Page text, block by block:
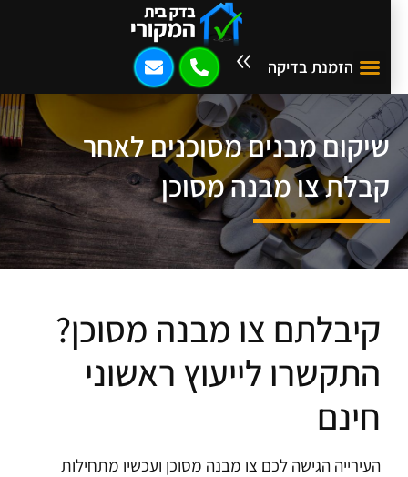
הזמנת בדיקה
שיקום מבנים מסוכנים לאחר
קבלת צו מבנה מסוכן
קיבלתם צו מבנה מסוכן?
התקשרו לייעוץ ראשוני
חינם
העירייה הגישה לכם צו מבנה מסוכן ועכשיו מתחילות